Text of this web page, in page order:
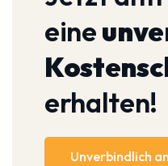
eine
erhalten!
Unverbindlich